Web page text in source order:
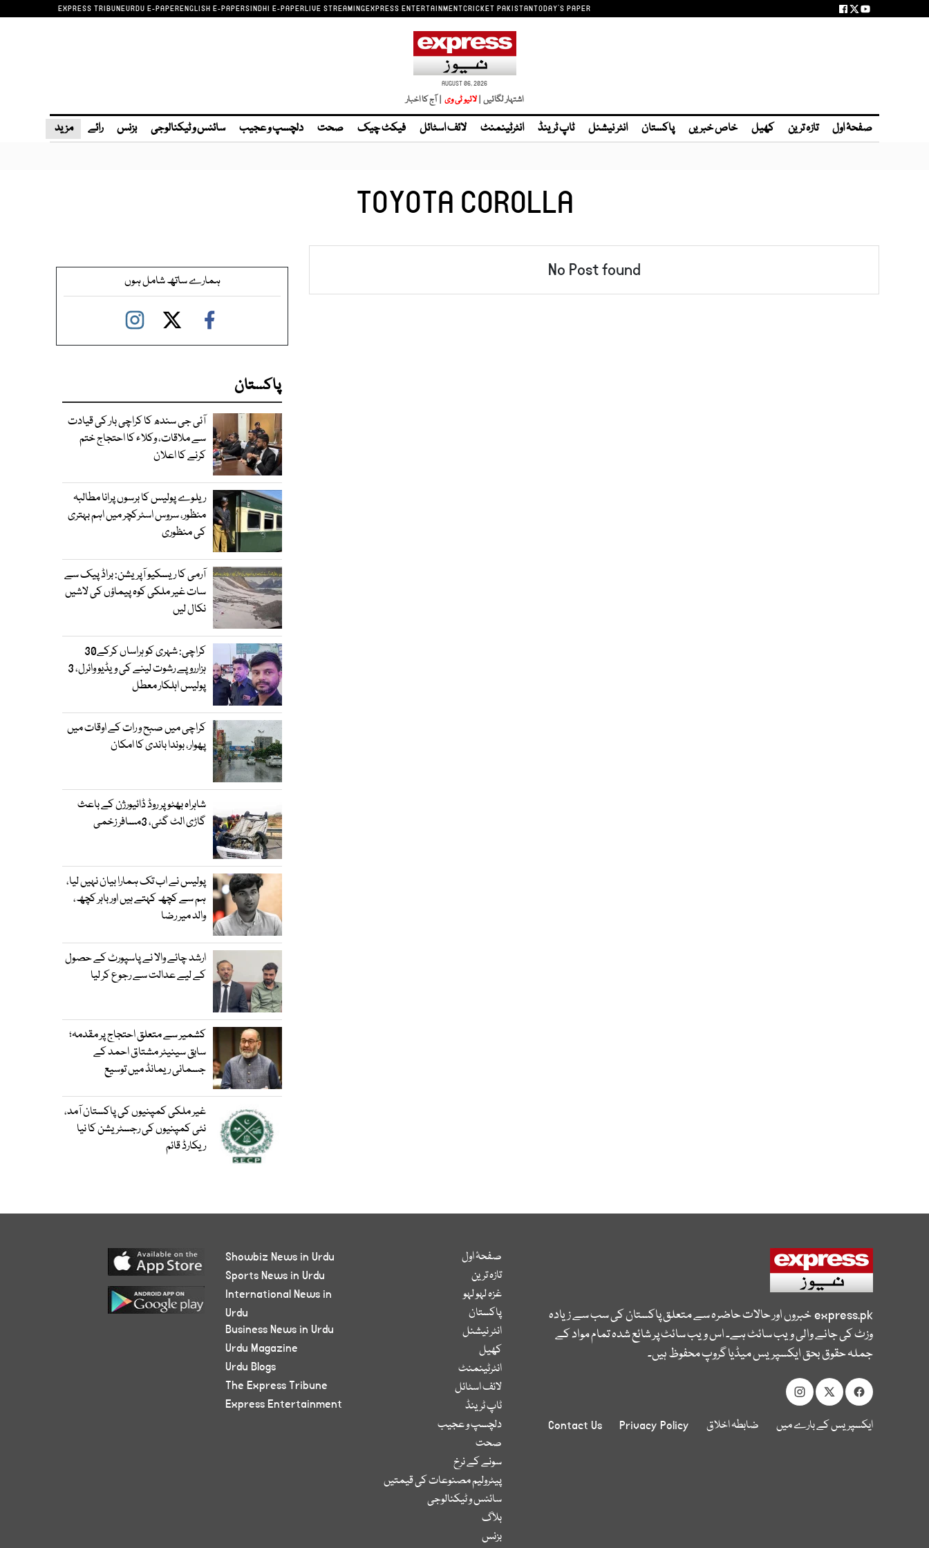
EXPRESS TRIBUNEURDU E-PAPERENGLISH E-PAPERSINDHI E-PAPERLIVE STREAMINGEXPRESS ENTERTAINMENTCRICKET PAKISTANTODAY'S PAPER
AUGUST 06, 2026
اشتہار لگائیں | | آج کا اخبار
صفحۂ اول تازہ ترین کھیل خاص خبریں پاکستان انٹر نیشنل ٹاپ ٹرینڈ انٹرٹینمنٹ لائف اسٹائل فیکٹ چیک صحت دلچسپ و عجیب سائنس و ٹیکنالوجی بزنس رائے مزید
TOYOTA COROLLA
No Post found ہمارے ساتھ شامل ہوں
پاکستان
آئی جی سندھ کا کراچی بار کی قیادت
سے ملاقات، وکلاء کا احتجاج ختم
کرنے کا اعلان
ریلوے پولیس کا برسوں پرانا مطالبہ
منظور، سروس اسٹرکچر میں اہم بہتری
کی منظوری
آرمی کا ریسکیو آپریشن: براڈ پیک سے
سات غیر ملکی کوہ پیماؤں کی لاشیں
نکال لیں
کراچی: شہری کو ہراساں کرکے30
ہزارروپے رشوت لینے کی ویڈیو وائرل، 3
پولیس اہلکار معطل
کراچی میں صبح و رات کے اوقات میں
پھوار، بوندا باندی کا امکان
شاہراہ بھٹو پر روڈ ڈائیورژن کے باعث
گاڑی الٹ گئی، 3مسافر زخمی
پولیس نے اب تک ہمارا بیان نہیں لیا،
ہم سے کچھ کہتے ہیں اور باہر کچھ،
والد میر رضا
ارشد چائے والا نے پاسپورٹ کے حصول
کے لیے عدالت سے رجوع کر لیا
کشمیر سے متعلق احتجاج پر مقدمہ؛
سابق سینیٹر مشتاق احمد کے
جسمانی ریمانڈ میں توسیع
غیر ملکی کمپنیوں کی پاکستان آمد،
نئی کمپنیوں کی رجسٹریشن کا نیا
ریکارڈ قائم
express.pkخبروں اور حالات حاضرہ سے متعلق پاکستان کی سب سے زیادہ
وزٹ کی جانے والی ویب سائٹ ہے۔ اس ویب سائٹ پر شائع شدہ تمام مواد کے
جملہ حقوق بحق ایکسپریس میڈیا گروپ محفوظ ہیں۔
ایکسپریس کے بارے میں ضابطہ اخلاق Privacy Policy
Contact Us
صفحۂ اول
تازہ ترین
غزہ لہو لہو
پاکستان
انٹر نیشنل
کھیل
انٹرٹینمنٹ
لائف اسٹائل
ٹاپ ٹرینڈ
دلچسپ و عجیب
صحت
سونے کے نرخ
پیٹرولیم مصنوعات کی قیمتیں
سائنس و ٹیکنالوجی
بلاگ
بزنس
Showbiz News in Urdu
Sports News in Urdu
International News in
Urdu
Business News in Urdu
Urdu Magazine
Urdu Blogs
The Express Tribune
Express Entertainment